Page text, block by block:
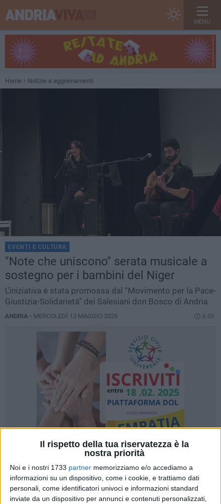
Il rispetto della tua riservatezza è la
nostra priorità
Noi e i nostri 1733 partner memorizziamo e/o accediamo a
informazioni su un dispositivo, come i cookie, e trattiamo dati
personali, come identificatori univoci e informazioni standard
inviate da un dispositivo per annunci e contenuti personalizzati,
MENU
Home Notizie e aggiornamenti
EVENTI E CULTURA
"Note che uniscono" serata musicale a
sostegno per i bambini del Niger
L’iniziativa è stata promossa dal “Movimento per la Pace-
Giustizia-Solidarietà” dei Salesiani don Bosco di Andria
ANDRIA - MERCOLEDÌ 13 MAGGIO 2026 6.59